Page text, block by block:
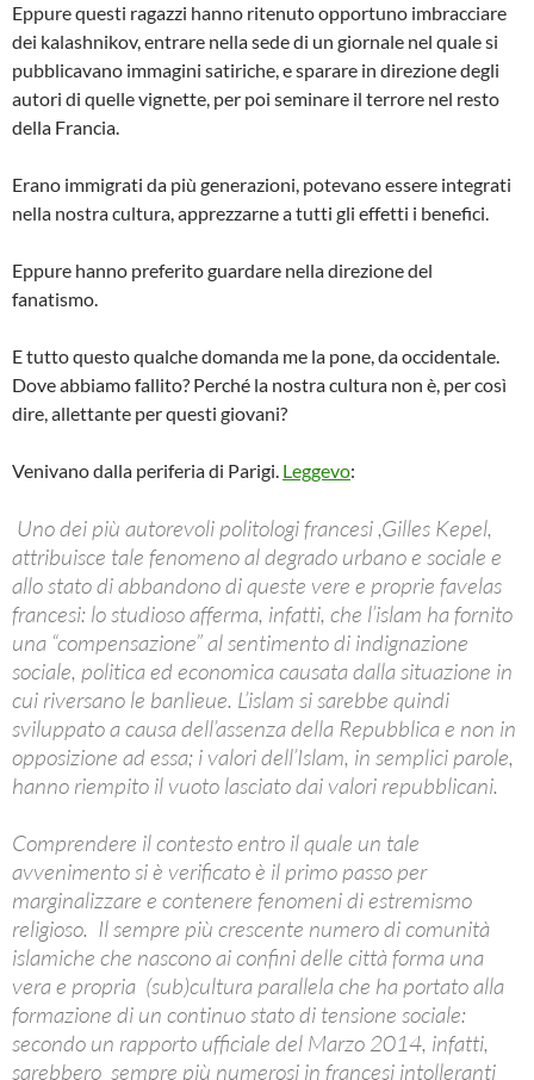
Eppure questi ragazzi hanno ritenuto opportuno imbracciare
dei kalashnikov, entrare nella sede di un giornale nel quale si
pubblicavano immagini satiriche, e sparare in direzione degli
autori di quelle vignette, per poi seminare il terrore nel resto
della Francia.
Erano immigrati da più generazioni, potevano essere integrati
nella nostra cultura, apprezzarne a tutti gli effetti i benefici.
Eppure hanno preferito guardare nella direzione del
fanatismo.
E tutto questo qualche domanda me la pone, da occidentale.
Dove abbiamo fallito? Perché la nostra cultura non è, per così
dire, allettante per questi giovani?
Venivano dalla periferia di Parigi. Leggevo:
Uno dei più autorevoli politologi francesi ,Gilles Kepel,
attribuisce tale fenomeno al degrado urbano e sociale e
allo stato di abbandono di queste vere e proprie favelas
francesi: lo studioso afferma, infatti, che l’islam ha fornito
una “compensazione” al sentimento di indignazione
sociale, politica ed economica causata dalla situazione in
cui riversano le banlieue. L’islam si sarebbe quindi
sviluppato a causa dell’assenza della Repubblica e non in
opposizione ad essa; i valori dell’Islam, in semplici parole,
hanno riempito il vuoto lasciato dai valori repubblicani.
Comprendere il contesto entro il quale un tale
avvenimento si è verificato è il primo passo per
marginalizzare e contenere fenomeni di estremismo
religioso. Il sempre più crescente numero di comunità
islamiche che nascono ai confini delle città forma una
vera e propria (sub)cultura parallela che ha portato alla
formazione di un continuo stato di tensione sociale:
secondo un rapporto ufficiale del Marzo 2014, infatti,
sarebbero sempre più numerosi in francesi intolleranti